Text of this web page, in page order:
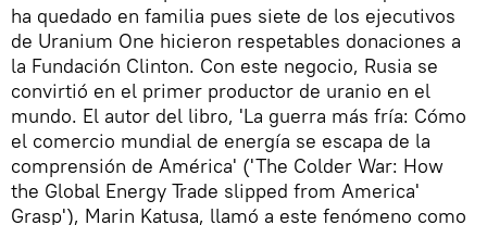
ha quedado en familia pues siete de los ejecutivos
de Uranium One hicieron respetables donaciones a
la Fundación Clinton. Con este negocio, Rusia se
convirtió en el primer productor de uranio en el
mundo. El autor del libro, 'La guerra más fría: Cómo
el comercio mundial de energía se escapa de la
comprensión de América' ('The Colder War: How
the Global Energy Trade slipped from America'
Grasp'), Marin Katusa, llamó a este fenómeno como